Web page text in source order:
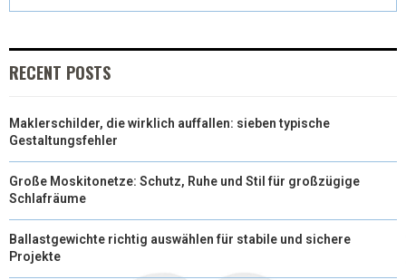
R
)
T
RECENT POSTS
Maklerschilder, die wirklich auffallen: sieben typische
Gestaltungsfehler
Große Moskitonetze: Schutz, Ruhe und Stil für großzügige
Schlafräume
Ballastgewichte richtig auswählen für stabile und sichere
Projekte